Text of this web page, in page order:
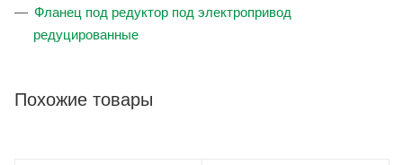
Фланец под редуктор под электропривод
редуцированные
Похожие товары